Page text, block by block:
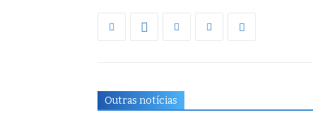
Outras notícias